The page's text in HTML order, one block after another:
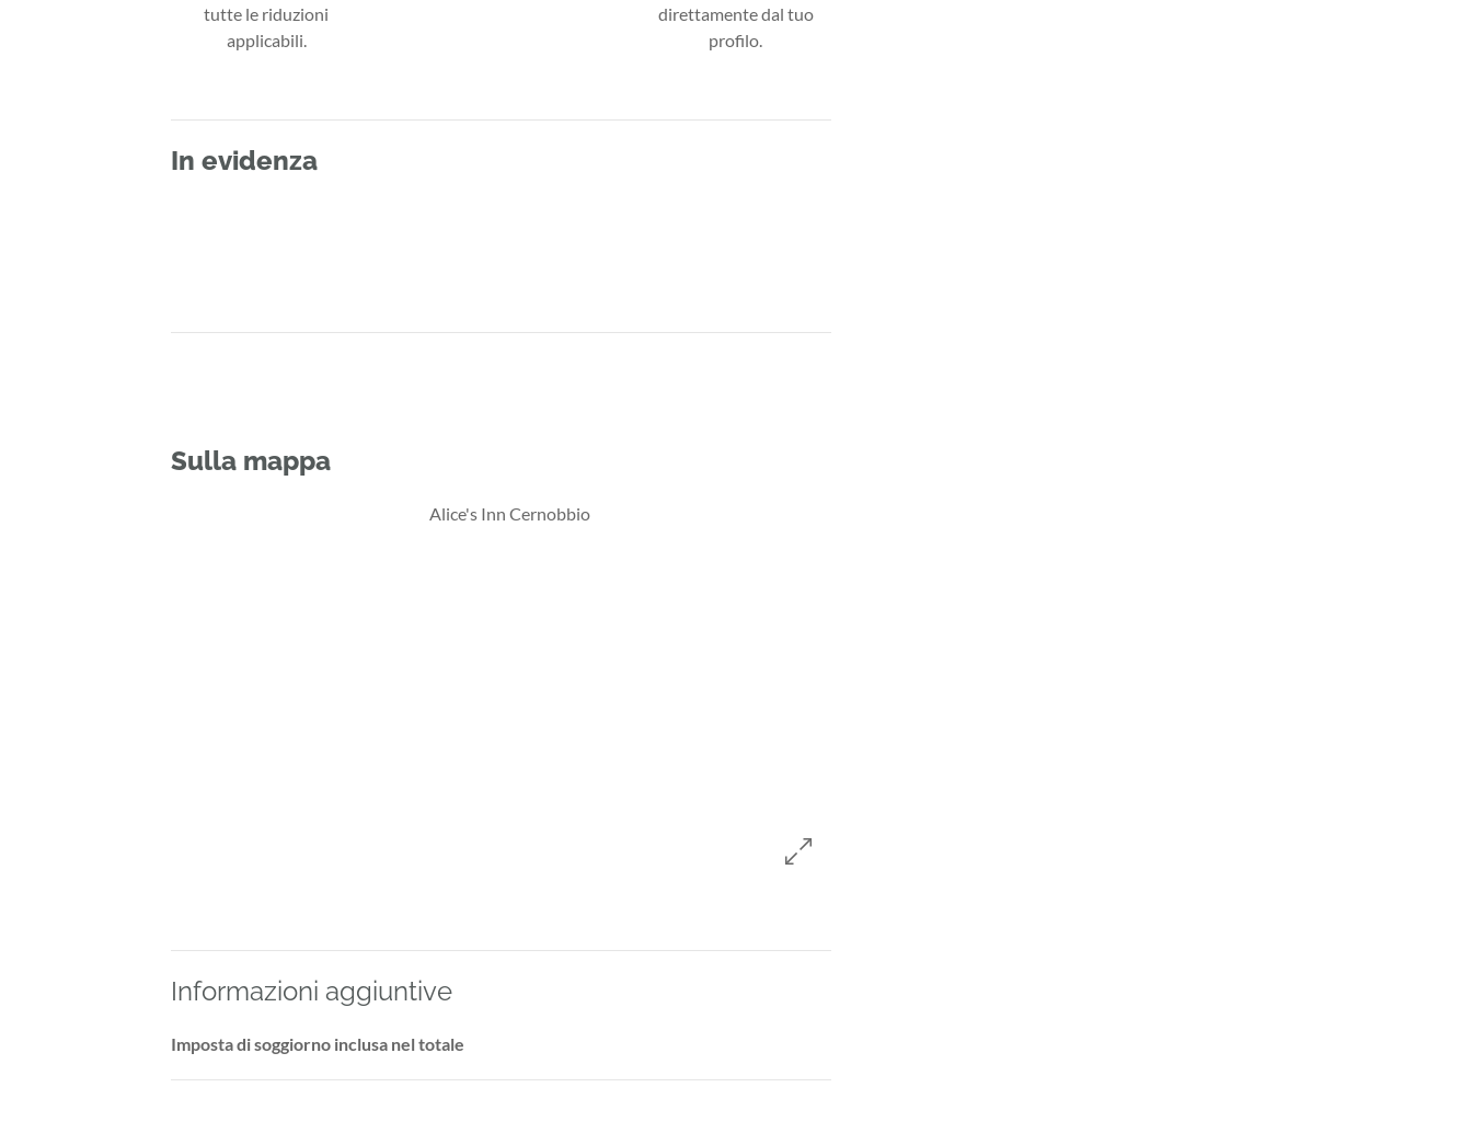
tutte le riduzioni
applicabili.
direttamente dal tuo
profilo.
In evidenza
Sulla mappa
Informazioni aggiuntive
Imposta di soggiorno inclusa nel totale